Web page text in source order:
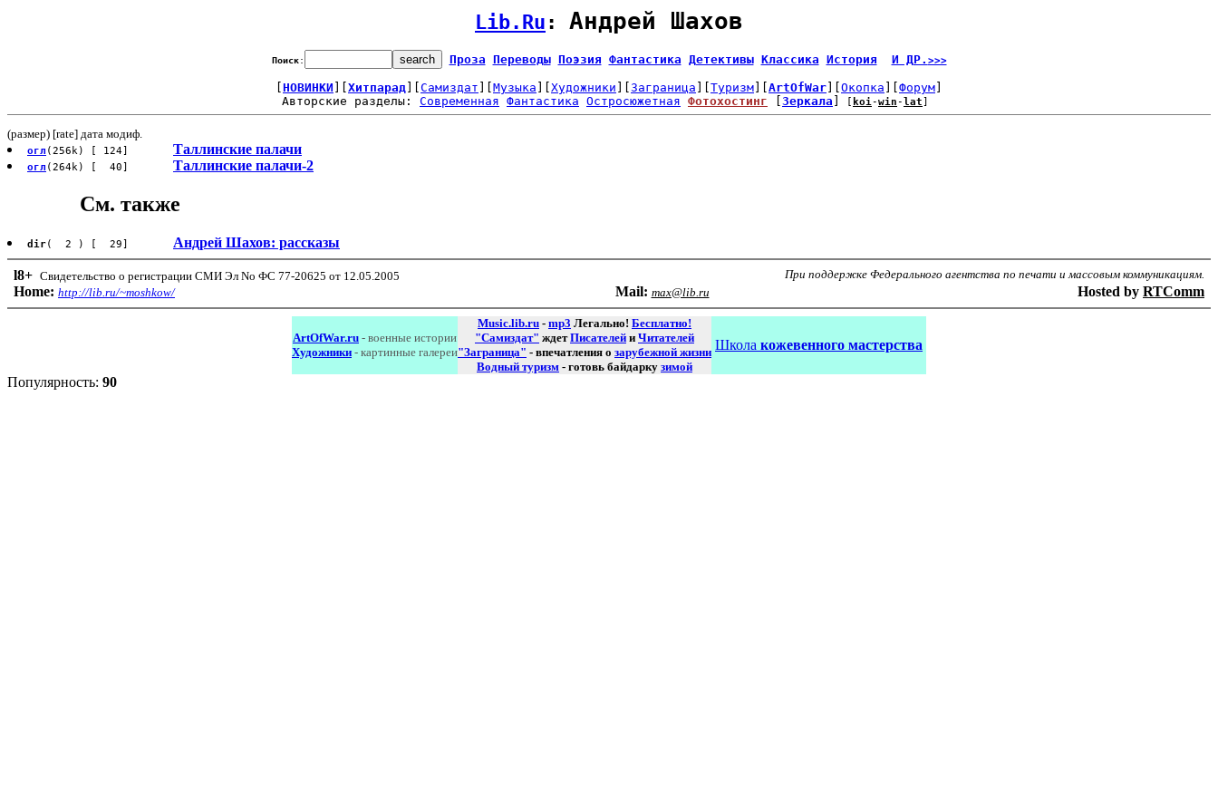
Lib.Ru : Андрей Шахов
Поиск: Проза Переводы Поэзия Фантастика Детективы Классика История И ДР. >>>
НОВИНКИ Хитпарад Самиздат Музыка Художники Заграница Туризм ArtOfWar Окопка Форум
Авторские разделы: Современная Фантастика Остросюжетная Фотохостинг Зеркала koi-win- lat
(размер) [rate] дата модиф.
огл (256k) [ 124] Таллинские палачи
огл (264k) [ 40] Таллинские палачи-2
См. также
dir( 2 ) [ 29] Андрей Шахов: рассказы
l8+ Свидетельство о регистрации СМИ Эл No ФС 77-20625 от 12.05.2005 При поддержке Федерального агентства по печати и массовым коммуникациям.
Home: http://lib.ru/~moshkow/ Маil: max@lib.ru Hosted by RTComm
ArtOfWar.ru - военные истории
Художники - картинные галереи
Music.lib.ru - mp3 Легально! Бесплатно!
"Самиздат" ждетПисателей и Читателей
"Заграница" - впечатления о зарубежной жизни
Водный туризм - готовь байдарку зимой
Школа кожевенного мастерства
Популярность: 90